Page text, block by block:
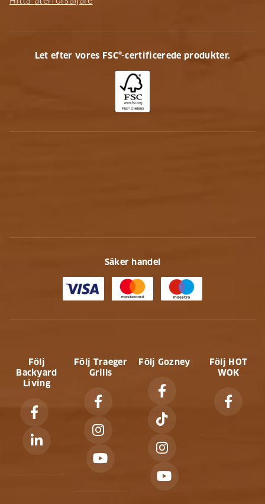
Let efter vores FSC®-certificerede produkter.
Säker handel
Följ
Backyard
Living
Följ Traeger
Grills
Följ Gozney
Följ HOT
WOK